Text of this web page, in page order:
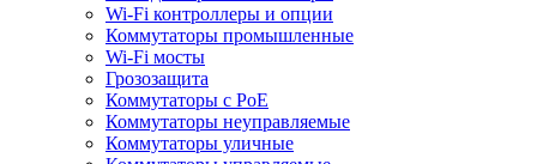
Wi-Fi контроллеры и опции
Коммутаторы промышленные
Wi-Fi мосты
Грозозащита
Коммутаторы c PoE
Коммутаторы неуправляемые
Коммутаторы уличные